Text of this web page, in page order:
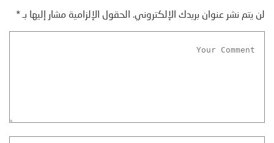
لن يتم نشر عنوان بريدك الإلكتروني. الحقول الإلزامية مشار إليها بـ*